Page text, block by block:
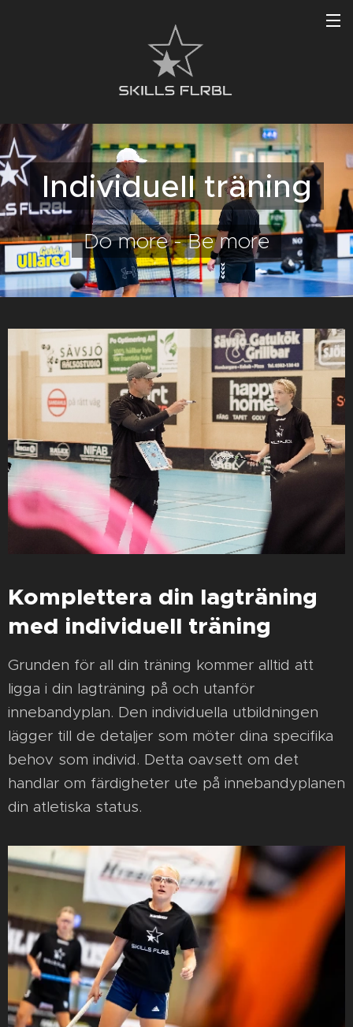
Individuell träning
Do more - Be more
Komplettera din lagträning
med individuell träning
Grunden för all din träning kommer alltid att
ligga i din lagträning på och utanför
innebandyplan. Den individuella utbildningen
lägger till de detaljer som möter dina specifika
behov som individ. Detta oavsett om det
handlar om färdigheter ute på innebandyplanen
din atletiska status.